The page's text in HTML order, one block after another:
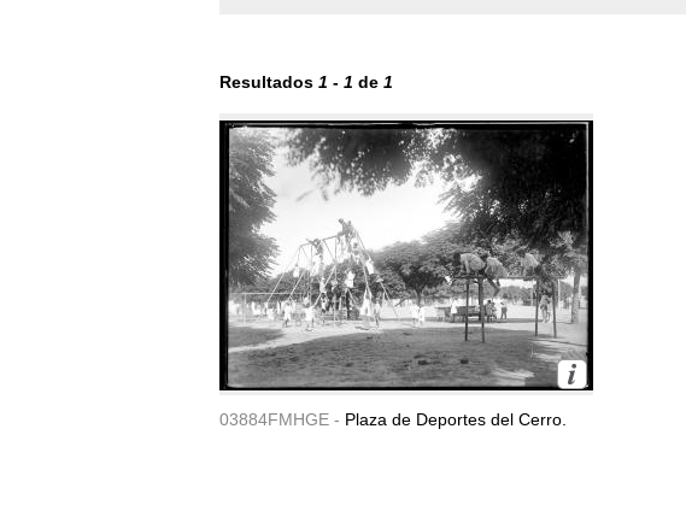
Resultados 1 - 1 de 1
03884FMHGE - Plaza de Deportes del Cerro.